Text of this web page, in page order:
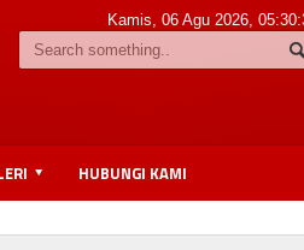
Kamis, 06 Agu 2026,
HUBUNGI KAMI